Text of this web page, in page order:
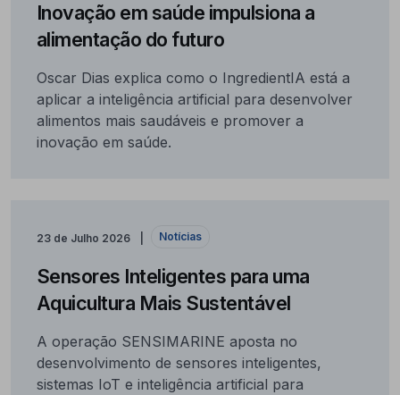
Inovação em saúde impulsiona a
alimentação do futuro
Oscar Dias explica como o IngredientIA está a
aplicar a inteligência artificial para desenvolver
alimentos mais saudáveis e promover a
inovação em saúde.
23 de Julho 2026 Notícias
Sensores Inteligentes para uma
Aquicultura Mais Sustentável
A operação SENSIMARINE aposta no
desenvolvimento de sensores inteligentes,
sistemas IoT e inteligência artificial para